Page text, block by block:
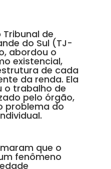
de
do Sul (TJ-
abordou o
existencial,
de cada
da renda. Ela
o trabalho de
pelo órgão,
problema do
que o
fenômeno